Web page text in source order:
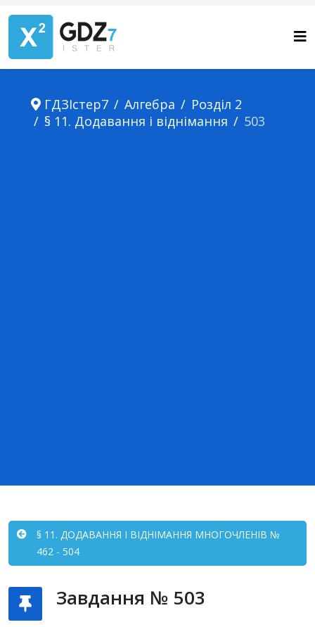
ГДЗІстер7 Алгебра
Розділ 2
§ 11. Додавання і віднімання
503
§ 11. ДОДАВАННЯ І ВІДНІМАННЯ МНОГОЧЛЕНІВ №
462 - 504
Завдання № 503